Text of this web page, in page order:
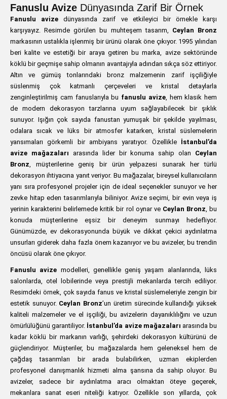
Fanuslu Avize Dünyasında Zarif Bir Örnek
Fanuslu avize dünyasında zarif ve etkileyici bir örnekle karşı
karşıyayız. Resimde görülen bu muhteşem tasarım, Ceylan Bronz
markasının ustalıkla işlenmiş bir ürünü olarak öne çıkıyor. 1995 yılından
beri kalite ve estetiği bir araya getiren bu marka, avize sektöründe
köklü bir geçmişe sahip olmanın avantajıyla adından sıkça söz ettiriyor.
Altın ve gümüş tonlarındaki bronz malzemenin zarif işçiliğiyle
süslenmiş çok katmanlı çerçeveleri ve kristal detaylarla
zenginleştirilmiş cam fanuslarıyla bu fanuslu avize, hem klasik hem
de modern dekorasyon tarzlarına uyum sağlayabilecek bir şıklık
sunuyor. Işığın çok sayıda fanustan yumuşak bir şekilde yayılması,
odalara sıcak ve lüks bir atmosfer katarken, kristal süslemelerin
yansımaları görkemli bir ambiyans yaratıyor. Özellikle İstanbul’da
avize mağazaları arasında lider bir konuma sahip olan Ceylan
Bronz, müşterilerine geniş bir ürün yelpazesi sunarak her türlü
dekorasyon ihtiyacına yanıt veriyor. Bu mağazalar, bireysel kullanıcıların
yanı sıra profesyonel projeler için de ideal seçenekler sunuyor ve her
zevke hitap eden tasarımlarıyla biliniyor. Avize seçimi, bir evin veya iş
yerinin karakterini belirlemede kritik bir rol oynar ve Ceylan Bronz, bu
konuda müşterilerine eşsiz bir deneyim sunmayı hedefliyor.
Günümüzde, ev dekorasyonunda büyük ve dikkat çekici aydınlatma
unsurları giderek daha fazla önem kazanıyor ve bu avizeler, bu trendin
öncüsü olarak öne çıkıyor.
Fanuslu avize modelleri, genellikle geniş yaşam alanlarında, lüks
salonlarda, otel lobilerinde veya prestijli mekanlarda tercih ediliyor.
Resimdeki örnek, çok sayıda fanus ve kristal süslemeleriyle zengin bir
estetik sunuyor. Ceylan Bronz’un üretim sürecinde kullandığı yüksek
kaliteli malzemeler ve el işçiliği, bu avizelerin dayanıklılığını ve uzun
ömürlülüğünü garantiliyor. İstanbul’da avize mağazaları arasında bu
kadar köklü bir markanın varlığı, şehirdeki dekorasyon kültürünü de
güçlendiriyor. Müşteriler, bu mağazalarda hem geleneksel hem de
çağdaş tasarımları bir arada bulabilirken, uzman ekiplerden
profesyonel danışmanlık hizmeti alma şansına da sahip oluyor. Bu
avizeler, sadece bir aydınlatma aracı olmaktan öteye geçerek,
mekanlara sanat eseri niteliği katıyor. Özellikle son yıllarda, çok